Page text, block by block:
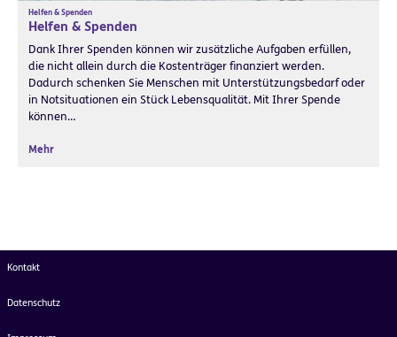
Helfen & Spenden
Helfen & Spenden
Dank Ihrer Spenden können wir zusätzliche Aufgaben erfüllen,
die nicht allein durch die Kostenträger finanziert werden.
Dadurch schenken Sie Menschen mit Unterstützungsbedarf oder
in Notsituationen ein Stück Lebensqualität. Mit Ihrer Spende
können…
Mehr
Kontakt
Datenschutz